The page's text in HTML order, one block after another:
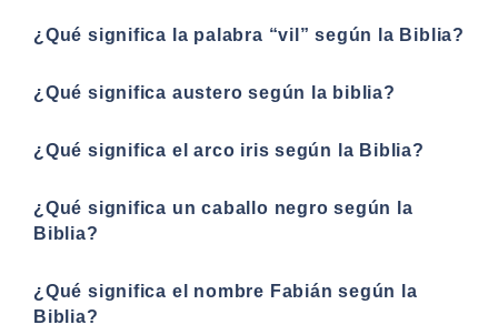
¿Qué significa la palabra “vil” según la Biblia?
¿Qué significa austero según la biblia?
¿Qué significa el arco iris según la Biblia?
¿Qué significa un caballo negro según la
Biblia?
¿Qué significa el nombre Fabián según la
Biblia?